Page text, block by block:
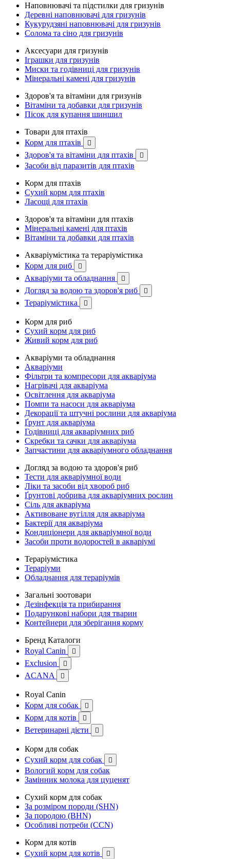
Наповнювачі та підстилки для гризунів
Деревні наповнювачі для гризунів
Кукурудзяні наповнювачі для гризунів
Солома та сіно для гризунів
Аксесуари для гризунів
Іграшки для гризунів
Миски та годівниці для гризунів
Мінеральні камені для гризунів
Здоров'я та вітаміни для гризунів
Вітаміни та добавки для гризунів
Пісок для купання шиншил
Товари для птахів
Корм для птахів

Здоров'я та вітаміни для птахів 
Засоби від паразитів для птахів
Корм для птахів
Сухий корм для птахів
Ласощі для птахів
Здоров'я та вітаміни для птахів
Мінеральні камені для птахів
Вітаміни та добавки для птахів
Акваріумістика та тераріумістика
Корм для риб

Акваріуми та обладнання 
Догляд за водою та здоров'я риб 
Тераріумістика 
Корм для риб
Сухий корм для риб
Живий корм для риб
Акваріуми та обладнання
Акваріуми
Фільтри та компресори для акваріума
Нагрівачі для акваріума
Освітлення для акваріума
Помпи та насоси для акваріума
Декорації та штучні рослини для акваріума
Ґрунт для акваріума
Годівниці для акваріумних риб
Скребки та сачки для акваріума
Запчастини для акваріумного обладнання
Догляд за водою та здоров'я риб
Тести для акваріумної води
Ліки та засоби від хвороб риб
Ґрунтові добрива для акваріумних рослин
Сіль для акваріума
Активоване вугілля для акваріума
Бактерії для акваріума
Кондиціонери для акваріумної води
Засоби проти водоростей в акваріумі
Тераріумістика
Тераріуми
Обладнання для тераріумів
Загальні зоотовари
Дезінфекція та прибирання
Подарункові набори для тварин
Контейнери для зберігання корму
Бренд Каталоги
Royal Canin

Exclusion 
ACANA 
Royal Canin
Корм для собак

Корм для котів 
Ветеринарні дієти 
Корм для собак
Сухий корм для собак

Вологий корм для собак
Замінник молока для цуценят
Сухий корм для собак
За розміром породи (SHN)
За породою (BHN)
Особливі потреби (CCN)
Корм для котів
Сухий корм для котів
